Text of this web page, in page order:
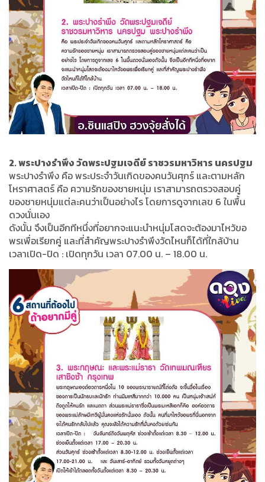
2. พระปางรำพึง วัดพระปฐมเจดีย์ ราชวรมหาวิหาร นครปฐม
พระปางรำพึง คือ พระประจำวันเกิดของคนวันศุกร์ และตามหลัก
โหราศาสตร์ คือ ความรักของชายหนุ่ม เราสามารถตรวจสอบคู่
ของชายหนุ่มแต่ละคนว่าเป็นอย่างไร โดยการดูจากเลข 6 ในพื้น
ดวงนั่นเอง
ดังนั้น จึงเป็นอีกทีหนึ่งที่อยากจะแนะนำหนุ่มโสดจะต้องมาไหว้ขอ
พรเพื่อเรียกคู่ และที่สำคัญพระปางรำพึงวัดไหนก็ได้ที่ใกล้บ้าน
เวลาเปิด-ปิด : เปิดทุกวัน เวลา 07.00 น. – 18.00 น.